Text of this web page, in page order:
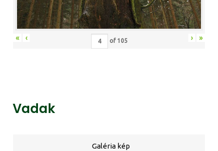
« ‹ of 105 › »
Vadak
Galéria kép